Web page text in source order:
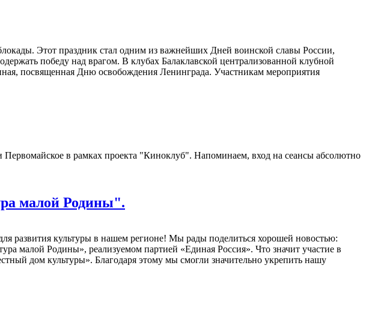
Этот праздник стал одним из важнейших Дней воинской славы России,
победу над врагом. В клубах Балаклавской централизованной клубной
посвященная Дню освобождения Ленинграда. Участникам мероприятия
в рамках проекта "Киноклуб". Напоминаем, вход на сеансы абсолютно
малой Родины".
развития культуры в нашем регионе! Мы рады поделиться хорошей новостью:
малой Родины», реализуемом партией «Единая Россия». Что значит участие в
дом культуры». Благодаря этому мы смогли значительно укрепить нашу